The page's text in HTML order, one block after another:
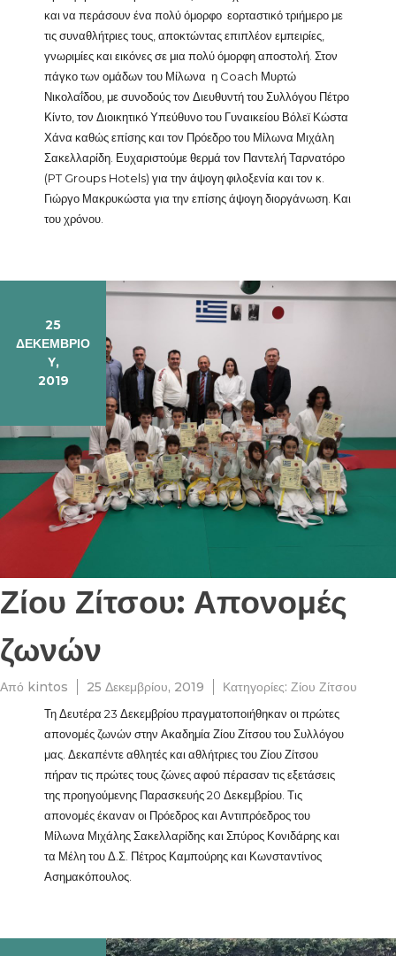
και να περάσουν ένα πολύ όμορφο εορταστικό τριήμερο με
τις συναθλήτριες τους, αποκτώντας επιπλέον εμπειρίες,
γνωριμίες και εικόνες σε μια πολύ όμορφη αποστολή. Στον
πάγκο των ομάδων του Μίλωνα η Coach Μυρτώ
Νικολαΐδου, με συνοδούς τον Διευθυντή του Συλλόγου Πέτρο
Κίντο, τον Διοικητικό Υπεύθυνο του Γυναικείου Βόλεϊ Κώστα
Χάνα καθώς επίσης και τον Πρόεδρο του Μίλωνα Μιχάλη
Σακελλαρίδη. Ευχαριστούμε θερμά τον Παντελή Ταρνατόρο
(PT Groups Hotels) για την άψογη φιλοξενία και τον κ.
Γιώργο Μακρυκώστα για την επίσης άψογη διοργάνωση. Και
του χρόνου.
25
ΔΕΚΕΜΒΡΊΟ
Υ,
2019
Ζίου Ζίτσου: Απονομές
ζωνών
Από kintos 25 Δεκεμβρίου, 2019 Κατηγορίες: Ζίου Ζίτσου
Τη Δευτέρα 23 Δεκεμβρίου πραγματοποιήθηκαν οι πρώτες
απονομές ζωνών στην Ακαδημία Ζίου Ζίτσου του Συλλόγου
μας. Δεκαπέντε αθλητές και αθλήτριες του Ζίου Ζίτσου
πήραν τις πρώτες τους ζώνες αφού πέρασαν τις εξετάσεις
της προηγούμενης Παρασκευής 20 Δεκεμβρίου. Τις
απονομές έκαναν οι Πρόεδρος και Αντιπρόεδρος του
Μίλωνα Μιχάλης Σακελλαρίδης και Σπύρος Κονιδάρης και
τα Μέλη του Δ.Σ. Πέτρος Καμπούρης και Κωνσταντίνος
Ασημακόπουλος.